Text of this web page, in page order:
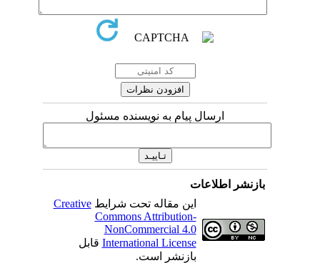
ارسال پیام به نویسنده مسئول
بازنشر اطلاعات
این مقاله تحت شرایطCreative
Commons Attribution-
NonCommercial 4.0
International Licenseقابل
بازنشر است.